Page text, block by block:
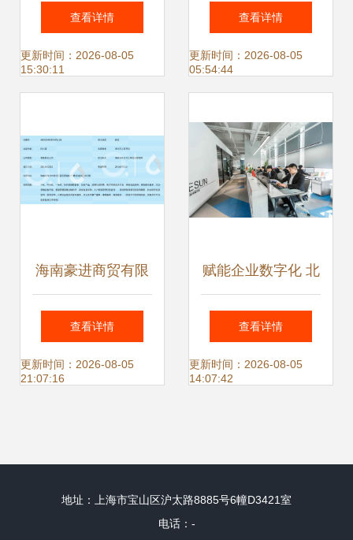
务信息查询的实践
与思考
查看详情
更新时间：2026-08-05
15:30:11
主营 对俄产品 对
俄商务
查看详情
更新时间：2026-08-05
05:54:44
海南豪进商贸有限
公司 一站式商务信
息咨询解决方案
查看详情
更新时间：2026-08-05
21:07:16
赋能企业数字化 北
盛科技携手华商德
瑞，GBI全球选品
查看详情
更新时间：2026-08-05
14:07:42
地址：上海市宝山区沪太路8885号6幢D3421室
电话：-